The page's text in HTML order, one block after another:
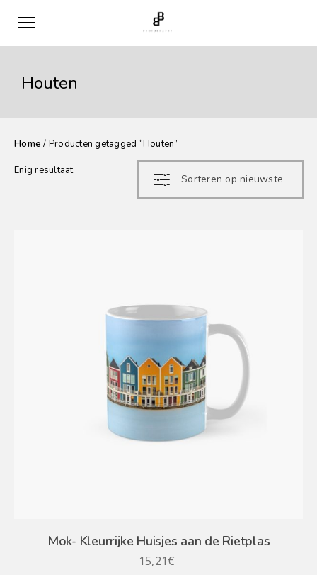
Houten
Home / Producten getagged “Houten”
Enig resultaat
Sorteren op nieuwste
Mok- Kleurrijke Huisjes aan de Rietplas
15,21€